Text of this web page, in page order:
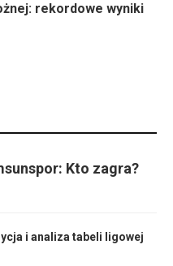
rekordowe wyniki
Kto zagra?
i analiza tabeli ligowej